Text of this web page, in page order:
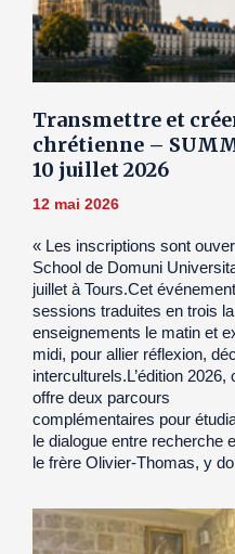
Transmettre et
chrétienne –
10 juillet 2026
12 mai 2026
« Les inscriptions sont
School de Domuni
juillet à Tours.Cet
sessions traduites en trois
enseignements le matin et
midi, pour allier réflexion,
interculturels.L’édition
offre deux parcours
complémentaires pour
le dialogue entre recherche
le frère Olivier-Thomas, y